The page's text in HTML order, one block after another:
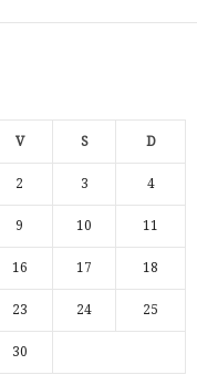
V S D
2 3 4
9 10 11
16 17 18
23 24 25
30